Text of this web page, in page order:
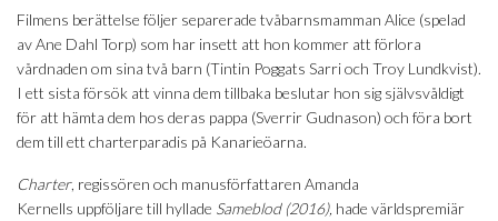
Filmens berättelse följer separerade tvåbarnsmamman Alice (spelad
av Ane Dahl Torp) som har insett att hon kommer att förlora
vårdnaden om sina två barn (Tintin Poggats Sarri och Troy Lundkvist).
I ett sista försök att vinna dem tillbaka beslutar hon sig självsvåldigt
för att hämta dem hos deras pappa (Sverrir Gudnason) och föra bort
dem till ett charterparadis på Kanarieöarna.
Charter, regissören och manusförfattaren Amanda
Kernells uppföljare till hyllade Sameblod (2016), hade världspremiär